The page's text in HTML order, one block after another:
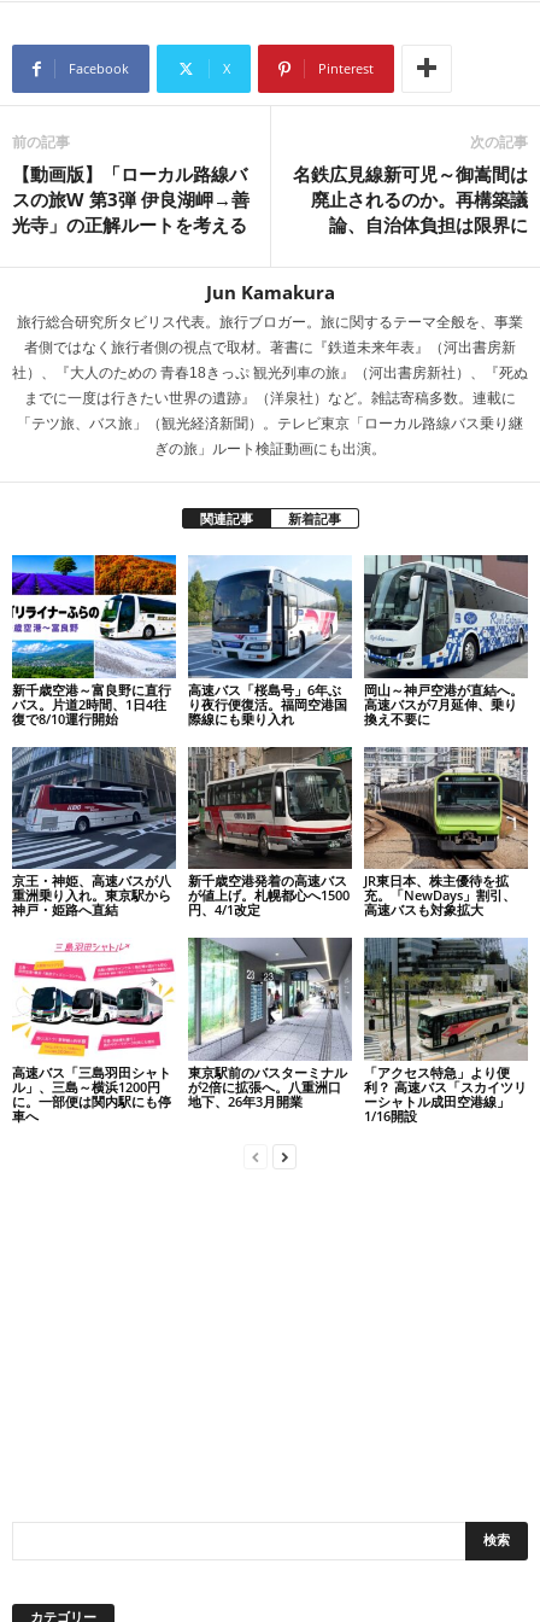
e
n
a
e
d
Facebook X Pinterest
前の記事
【動画版】「ローカル路線バ
スの旅W 第3弾 伊良湖岬→善
光寺」の正解ルートを考える
次の記事
名鉄広見線新可児～御嵩間は
廃止されるのか。再構築議
論、自治体負担は限界に
Jun Kamakura
旅行総合研究所タビリス代表。旅行ブロガー。旅に関するテーマ全般を、事業
者側ではなく旅行者側の視点で取材。著書に『鉄道未来年表』（河出書房新
社）、『大人のための 青春18きっぷ 観光列車の旅』（河出書房新社）、『死ぬ
までに一度は行きたい世界の遺跡』（洋泉社）など。雑誌寄稿多数。連載に
「テツ旅、バス旅」（観光経済新聞）。テレビ東京「ローカル路線バス乗り継
ぎの旅」ルート検証動画にも出演。
関連記事 新着記事
新千歳空港～富良野に直行
バス。片道2時間、1日4往
復で8/10運行開始
高速バス「桜島号」6年ぶ
り夜行便復活。福岡空港国
際線にも乗り入れ
岡山～神戸空港が直結へ。
高速バスが7月延伸、乗り
換え不要に
京王・神姫、高速バスが八
重洲乗り入れ。東京駅から
神戸・姫路へ直結
新千歳空港発着の高速バス
が値上げ。札幌都心へ1500
円、4/1改定
JR東日本、株主優待を拡
充。「NewDays」割引、
高速バスも対象拡大
高速バス「三島羽田シャト
ル」、三島～横浜1200円
に。一部便は関内駅にも停
車へ
東京駅前のバスターミナル
が2倍に拡張へ。八重洲口
地下、26年3月開業
「アクセス特急」より便
利？ 高速バス「スカイツリ
ーシャトル成田空港線」
1/16開設
カテゴリー